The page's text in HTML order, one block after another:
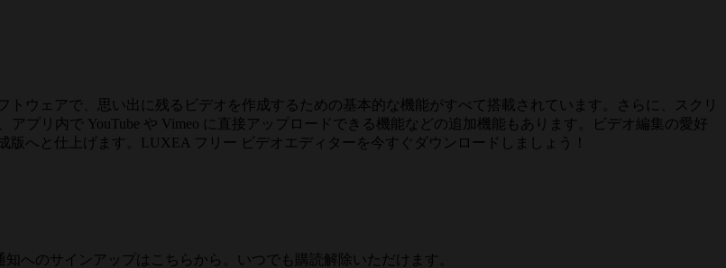
ウェアで、思い出に残るビデオを作成するための基本的な機能がすべて搭載されています。さらに、スクリ
プリ内で YouTube や Vimeo に直接アップロードできる機能などの追加機能もあります。ビデオ編集の愛好
へと仕上げます。LUXEA フリー ビデオエディターを今すぐダウンロードしましょう！
へのサインアップはこちらから。いつでも購読解除いただけます。